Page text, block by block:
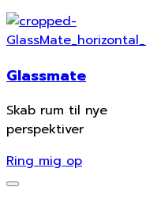
Glassmate
Skab rum til nye
perspektiver
Ring mig op